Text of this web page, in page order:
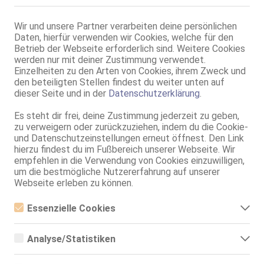
Wir und unsere Partner verarbeiten deine persönlichen
Daten, hierfür verwenden wir Cookies, welche für den
Betrieb der Webseite erforderlich sind. Weitere Cookies
werden nur mit deiner Zustimmung verwendet.
Einzelheiten zu den Arten von Cookies, ihrem Zweck und
den beteiligten Stellen findest du weiter unten auf
dieser Seite und in der Datenschutzerklärung
Es steht dir frei, deine Zustimmung jederzeit zu geben,
zu verweigern oder zurückzuziehen, indem du die Cookie-
und Datenschutzeinstellungen erneut öffnest. Den Link
hierzu findest du im Fußbereich unserer Webseite. Wir
empfehlen in die Verwendung von Cookies einzuwilligen,
um die bestmögliche Nutzererfahrung auf unserer
Webseite erleben zu können.
Essenzielle Cookies
Essenzielle Cookies sind alle notwendigen Cookies, die für den
ermöglicht werden. Die Webseite kann ohne diese Cookies nicht
Analyse/Statistiken
Analyse- bzw. Statistikcookies sind Cookies, die der Analyse der
35 Jahre, 90E(DD), KF 38/40, 1.65m, 74 kg, total rasiert, Latina
Ginsheim-Gustavsburg
2.7km, Am Mainufer 14a
Eli - Rhein-Main-Massage
Rhein-Main Massage
48 Jahre, 95B, KF 38, 1.56m, 68 kg, behaart, Latina
ZK, AV, 69, GF6, DT, NSa, Franz b. Ihr
Mainz-Kastel
Lollipopp Girls
18 Jahre, 75B, KF 34, 1.65m, total rasiert, osteuropäisch